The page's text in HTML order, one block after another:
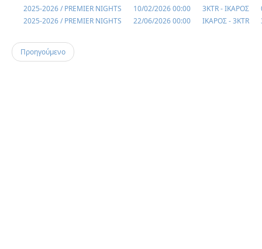
2025-2026 / PREMIER NIGHTS 10/02/2026 00:00 3KTR - ΙΚΑΡΟΣ
2025-2026 / PREMIER NIGHTS
22/06/2026 00:00 ΙΚΑΡΟΣ - 3KTR
Προηγούμενο